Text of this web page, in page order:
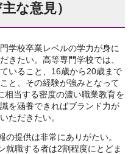
な意見）
学校卒業レベルの学力が身に
きたい。高等専門学校では、
いること、16歳から20歳まで
と、その経験が強みとなって
相当する密度の濃い職業教育を
を涵養できればブランド力が
ただきたい。
提供は非常にありがたい。
就職する者は2割程度にとどま